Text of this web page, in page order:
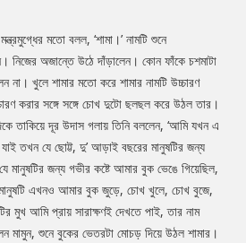
মতো বলল, ‘শামা।’ নামটি শুনে
অজান্তে উঠে দাঁড়ালেন। কোন ফাঁকে চশমাটা
খুলে শামার মতো করে শামার নামটি উচ্চারণ
করার সঙ্গে সঙ্গে চোখ দুটো ছলছল করে উঠল তার।
তাকিয়ে দূর উদাস গলায় তিনি বললেন, ‘আমি যখন এ
তখন যে ছোট্ট, দু’ আড়াই বছরের মানুষটির জন্য
মানুষটির জন্য গভীর কষ্টে আমার বুক ভেঙে গিয়েছিল,
এখনও আমার বুক জুড়ে, চোখ খুলে, চোখ বুজে,
মুখ আমি প্রায় সারাক্ষণই দেখতে পাই, তার নাম
মামুন, শুনে বুকের ভেতরটা মোচড় দিয়ে উঠল শামার।